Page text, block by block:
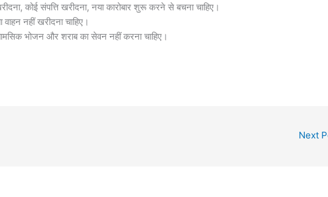
कोई संपत्ति खरीदना, नया कारोबार शुरू करने से बचना चाहिए।
नहीं खरीदना चाहिए।
भोजन और शराब का सेवन नहीं करना चाहिए।
Next